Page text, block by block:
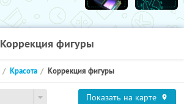
Коррекция фигуры
Красота Коррекция фигуры
Показать на карте